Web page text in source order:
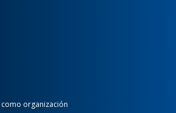
organización